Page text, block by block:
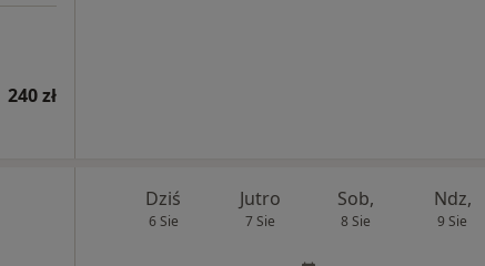
240 zł
Dziś
6 Sie
Jutro
7 Sie
Sob,
8 Sie
Ndz,
9 Sie